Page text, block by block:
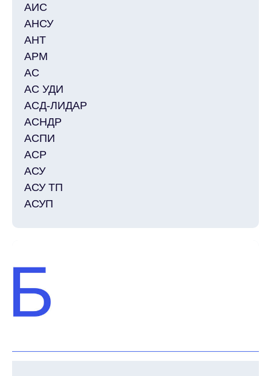
АИС
АНСУ
АНТ
АРМ
АС
АС УДИ
АСД-ЛИДАР
АСНДР
АСПИ
АСР
АСУ
АСУ ТП
АСУП